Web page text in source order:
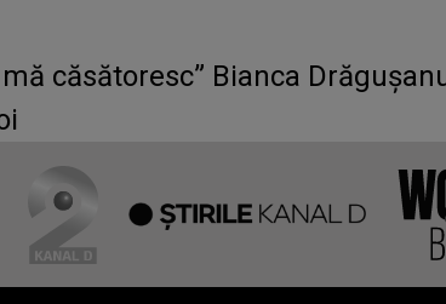
căsătoresc” Bianca